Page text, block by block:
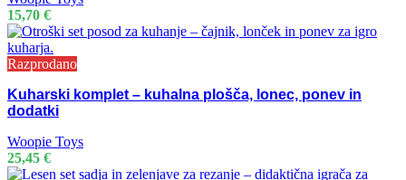
15,70 €
Razprodano
Kuharski komplet – kuhalna plošča, lonec, ponev in
dodatki
Woopie Toys
25,45 €